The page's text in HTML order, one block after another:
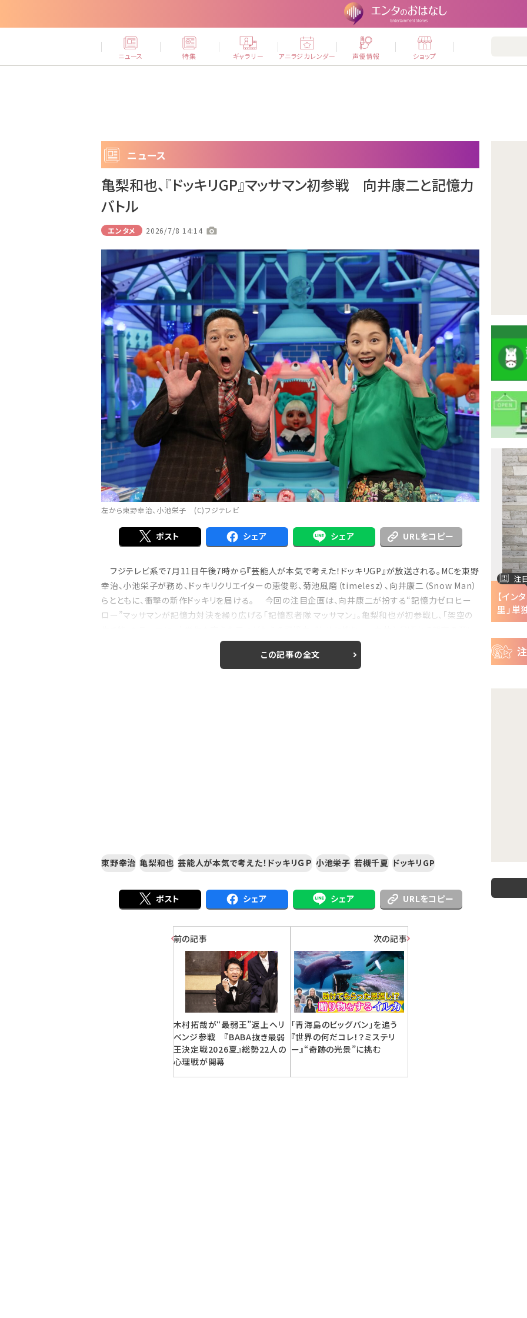
ニュース 特集 ギャラリー アニラジカレンダー 声優情報 ショップ
ニュース
亀梨和也、『ドッキリGP』マッサマン初参戦 向井康二と記憶力
バトル
エンタメ 2026/7/8 14:14
左から東野幸治、小池栄子 (C)フジテレビ
ポスト シェア シェア URLをコピー
フジテレビ系で7月11日午後7時から『芸能人が本気で考えた！ドッキリGP』が放送される。MCを東野
幸治、小池栄子が務め、ドッキリクリエイターの恵俊彰、菊池風磨（timelesz）、向井康二（Snow Man）
らとともに、衝撃の新作ドッキリを届ける。 今回の注目企画は、向井康二が扮する“記憶力ゼロヒー
ロー”マッサマンが記憶力対決を繰り広げる「記憶忍者隊 マッサマン」。亀梨和也が初参戦し、「架空の
この記事の全文
東野幸治 亀梨和也 芸能人が本気で考えた！ドッキリＧＰ 小池栄子 若槻千夏 ドッキリGP
ポスト シェア シェア URLをコピー
前の記事
木村拓哉が“最弱王”返上へリ
ベンジ参戦 『BABA抜き最弱
王決定戦2026夏』総勢22人の
心理戦が開幕
次の記事
「青海島のビッグバン」を追う
『世界の何だコレ！？ミステリ
ー』“奇跡の光景”に挑む
注
目
ニ
ー
ス
注目の特集
【インタビュー】本仮屋ユイカ、ラジオ5年半で
たどり着いた”今”「...
注目の特集
【インタビュー】『株式会社マジルミエ』第2期の
声優・ファイルーズ...
注
【イン
里」単